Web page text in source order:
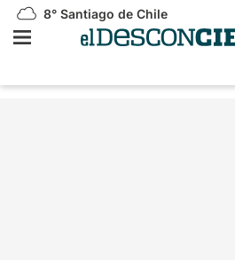
8° Santiago de Chile